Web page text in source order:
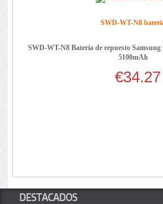
SWD-WT-N8
SWD-WT-N8 Batería de repuesto Samsung
5100mAh
€34.27
DESTACADOS